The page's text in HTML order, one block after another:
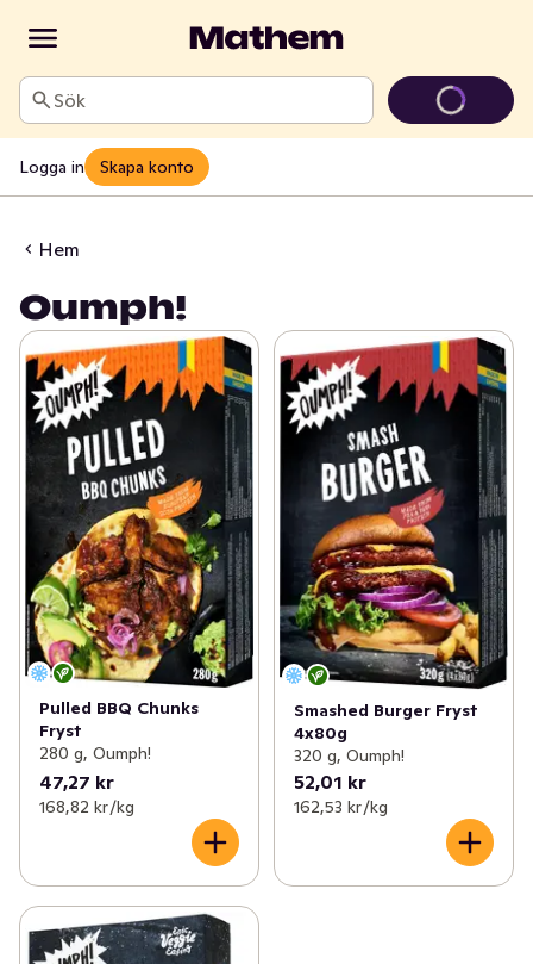
Sök
Logga in Skapa konto
Hem
Oumph!
Pulled BBQ Chunks
Fryst
280 g, Oumph!
47,27 kr
168,82 kr /kg
Smashed Burger Fryst
4x80g
320 g, Oumph!
52,01 kr
162,53 kr /kg